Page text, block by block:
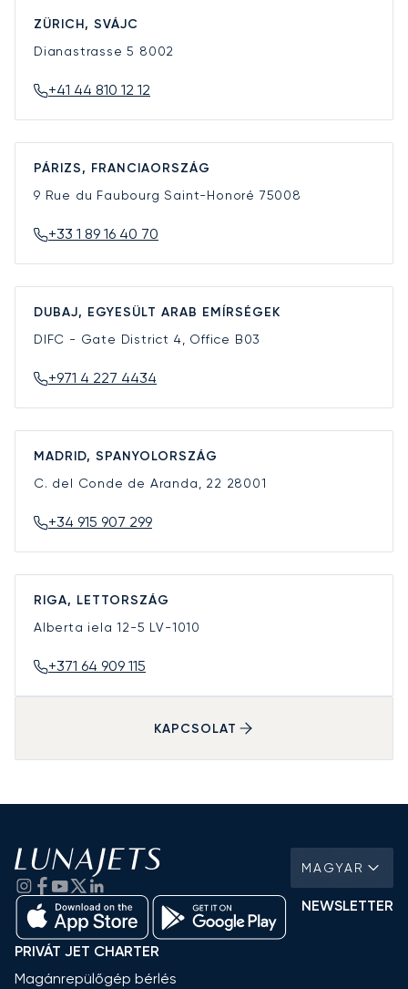
ZÜRICH, SVÁJC
Dianastrasse 5 8002
+41 44 810 12 12
PÁRIZS, FRANCIAORSZÁG
9 Rue du Faubourg Saint-Honoré 75008
+33 1 89 16 40 70
DUBAJ, EGYESÜLT ARAB EMÍRSÉGEK
DIFC - Gate District 4, Office B03
+971 4 227 4434
MADRID, SPANYOLORSZÁG
C. del Conde de Aranda, 22 28001
+34 915 907 299
RIGA, LETTORSZÁG
Alberta iela 12-5 LV-1010
+371 64 909 115
KAPCSOLAT
MAGYAR
NEWSLETTER
PRIVÁT JET CHARTER
Magánrepülőgép bérlés